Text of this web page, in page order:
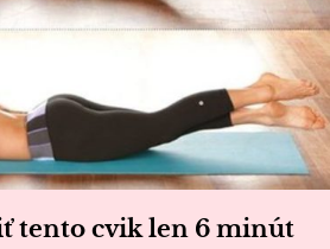
tento cvik len 6 minút